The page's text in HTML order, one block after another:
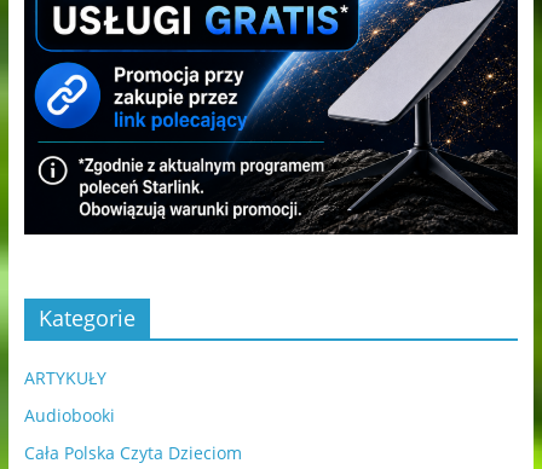
Kategorie
ARTYKUŁY
Audiobooki
Cała Polska Czyta Dzieciom